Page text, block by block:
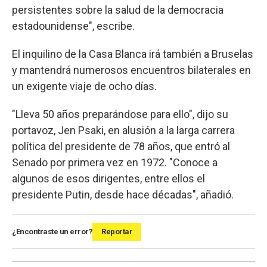
persistentes sobre la salud de la democracia
estadounidense", escribe.
El inquilino de la Casa Blanca irá también a Bruselas
y mantendrá numerosos encuentros bilaterales en
un exigente viaje de ocho días.
"Lleva 50 años preparándose para ello", dijo su
portavoz, Jen Psaki, en alusión a la larga carrera
política del presidente de 78 años, que entró al
Senado por primera vez en 1972. "Conoce a
algunos de esos dirigentes, entre ellos el
presidente Putin, desde hace décadas", añadió.
¿Encontraste un error? Reportar